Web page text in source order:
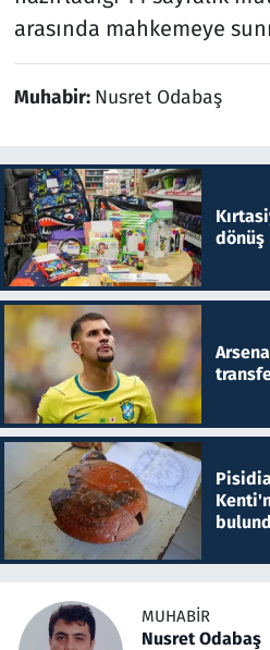
arasında mahkemeye
Muhabir: Nusret Odabaş
dönüş
MUHABIR
Nusret Odabaş